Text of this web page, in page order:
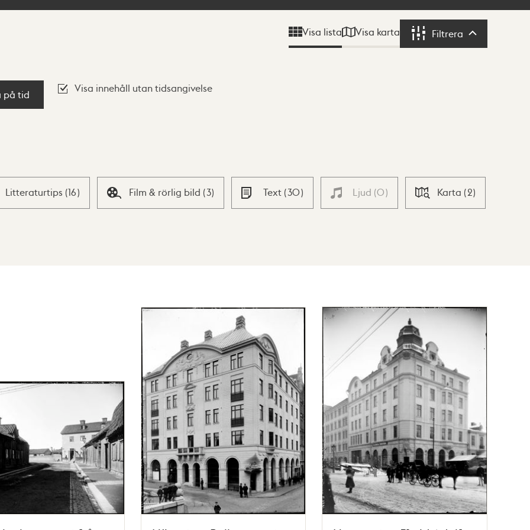
Visa lista Visa karta Filtrera Filtrera
på tid
Visa innehåll utan tidsangivelse
Litteraturtips (16) Film & rörlig bild (3) Text (30) Ljud (0) Karta (2)